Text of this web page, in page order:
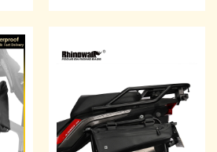
Rated
4.42